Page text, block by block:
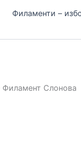
Филаменти –
Филамент Слонова